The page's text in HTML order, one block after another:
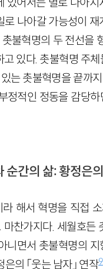
나아갈 가능성이
불혁명의 두 전선을
있다. 촛불혁명 주
는 촛불혁명을 끝까
정적인 정동을 감당
간의 삶: 황정은의
해서 혁명을 직접
찬가지다. 세월호든
니면서 촛불혁명의
의 「웃는 남자」 연작9